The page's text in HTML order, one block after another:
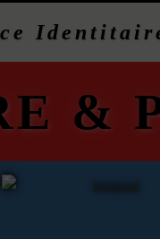
&